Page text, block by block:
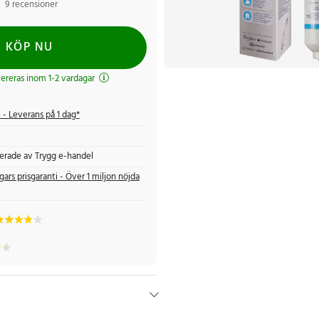
9 recensioner
KÖP NU
inom 1-2 vardagar
- Leverans på 1 dag*
av Trygg e-handel
prisgaranti - Över 1 miljon nöjda